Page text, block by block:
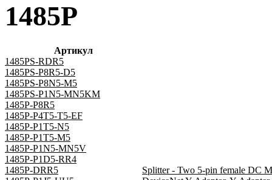
1485P
Артикул
1485PS-RDR5
1485PS-P8R5-D5
1485PS-P8N5-M5
1485PS-P1N5-MN5KM
1485P-P8R5
1485P-P4T5-T5-EF
1485P-P1T5-N5
1485P-P1T5-M5
1485P-P1N5-MN5V
1485P-P1D5-RR4
1485P-DRR5
Splitter - Two 5-pin female DC